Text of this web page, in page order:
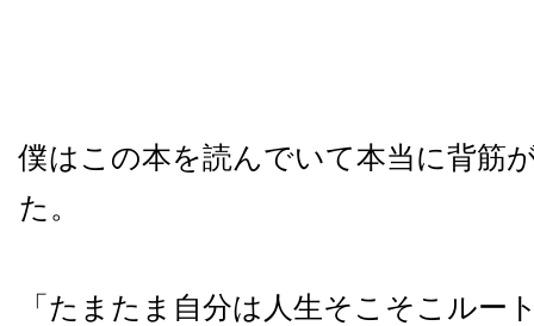
僕はこの本を読んでいて本当に背筋
た。
「たまたま自分は人生そこそこルー